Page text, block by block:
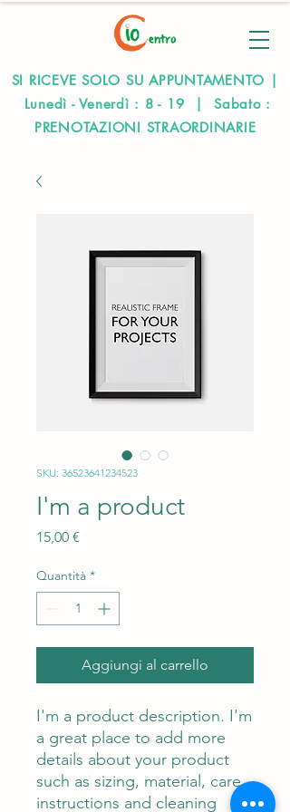
SI RICEVE SOLO SU APPUNTAMENTO |
Lunedì - Venerdì : 8 - 19 | Sabato :
PRENOTAZIONI STRAORDINARIE
SKU: 36523641234523
I'm a product
15,00 €
Quantità *
Aggiungi al carrello
I'm a product description. I'm
a great place to add more
details about your product
such as sizing, material, care
instructions and cleaning